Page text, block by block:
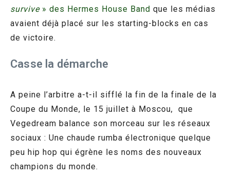
survive» des Hermes House Band que les médias
avaient déjà placé sur les starting-blocks en cas
de victoire.
Casse la démarche
A peine l’arbitre a-t-il sifflé la fin de la finale de la
Coupe du Monde, le 15 juillet à Moscou, que
Vegedream balance son morceau sur les réseaux
sociaux : Une chaude rumba électronique quelque
peu hip hop qui égrène les noms des nouveaux
champions du monde.